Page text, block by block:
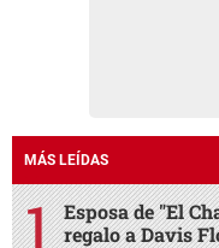
MÁS LEÍDAS
Esposa de "El
regalo a Davis